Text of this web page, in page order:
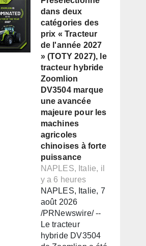
dans deux
catégories des
prix « Tracteur
de l'année 2027
» (TOTY 2027), le
tracteur hybride
Zoomlion
DV3504 marque
une avancée
majeure pour les
machines
agricoles
chinoises à forte
puissance
NAPLES, Italie, il
y a 6 heures
NAPLES, Italie, 7
août 2026
/PRNewswire/ --
Le tracteur
hybride DV3504